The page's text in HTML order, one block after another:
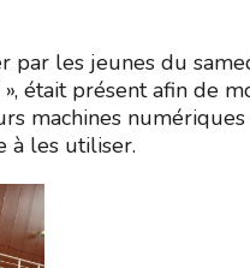
les jeunes du
était présent afin de
machines
à les utiliser.